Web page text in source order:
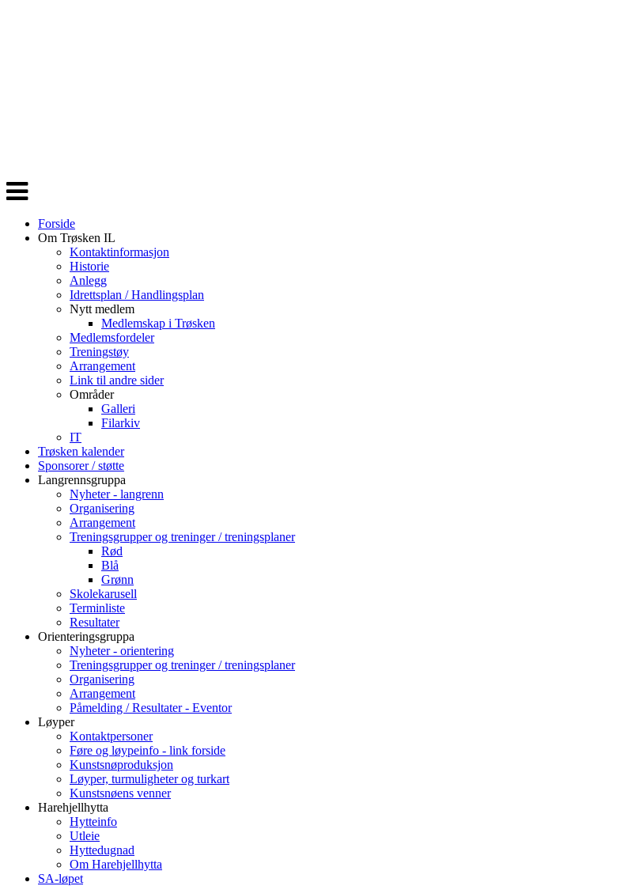
Veksle
navigasjon
Forside
Om Trøsken IL
Kontaktinformasjon
Historie
Anlegg
Idrettsplan / Handlingsplan
Nytt medlem
Medlemskap i Trøsken
Medlemsfordeler
Treningstøy
Arrangement
Link til andre sider
Områder
Galleri
Filarkiv
IT
Trøsken kalender
Sponsorer / støtte
Langrennsgruppa
Nyheter - langrenn
Organisering
Arrangement
Treningsgrupper og treninger / treningsplaner
Rød
Blå
Grønn
Skolekarusell
Terminliste
Resultater
Orienteringsgruppa
Nyheter - orientering
Treningsgrupper og treninger / treningsplaner
Organisering
Arrangement
Påmelding / Resultater - Eventor
Løyper
Kontaktpersoner
Føre og løypeinfo - link forside
Kunstsnøproduksjon
Løyper, turmuligheter og turkart
Kunstsnøens venner
Harehjellhytta
Hytteinfo
Utleie
Hyttedugnad
Om Harehjellhytta
SA-løpet